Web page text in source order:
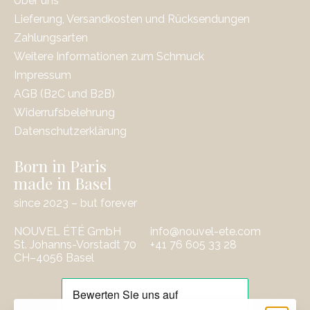
Lieferung, Versandkosten und Rücksendungen
Zahlungsarten
Weitere Informationen zum Schmuck
Impressum
AGB (B2C und B2B)
Widerrufsbelehrung
Datenschutzerklärung
Born in Paris
made in Basel
since 2023 – but forever
NOUVEL ÉTÉ GmbH
St. Johanns-Vorstadt 70
CH–4056 Basel
info@nouvel-ete.com
‭+41 76 605 33 28